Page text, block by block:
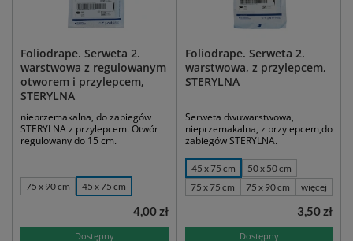
Foliodrape. Serweta 2.
warstwowa z regulowanym
otworem i przylepcem,
STERYLNA
nieprzemakalna, do zabiegów
STERYLNA z przylepcem. Otwór
regulowany do 15 cm.
75 x 90 cm 45 x 75 cm
Dostępny
4,00 zł
Foliodrape. Serweta 2.
warstwowa, z przylepcem,
STERYLNA
Serweta dwuwarstwowa,
nieprzemakalna, z przylepcem,do
zabiegów STERYLNA.
45 x 75 cm
50 x 50 cm
75 x 75 cm
75 x 90 cm więcej
Dostępny
3,50 zł